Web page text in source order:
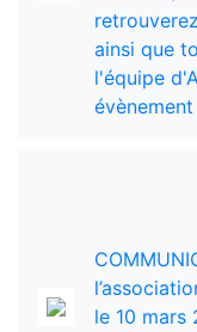
ainsi que
l'équipe
le 10 mars